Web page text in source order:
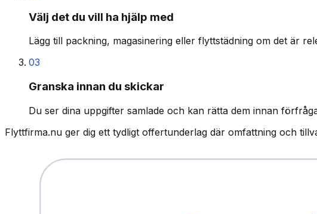
Välj det du vill ha hjälp med
Lägg till packning, magasinering eller flyttstädning om det är
03
Granska innan du skickar
Du ser dina uppgifter samlade och kan rätta dem innan
Flyttfirma.nu ger dig ett tydligt offertunderlag där omfattning och